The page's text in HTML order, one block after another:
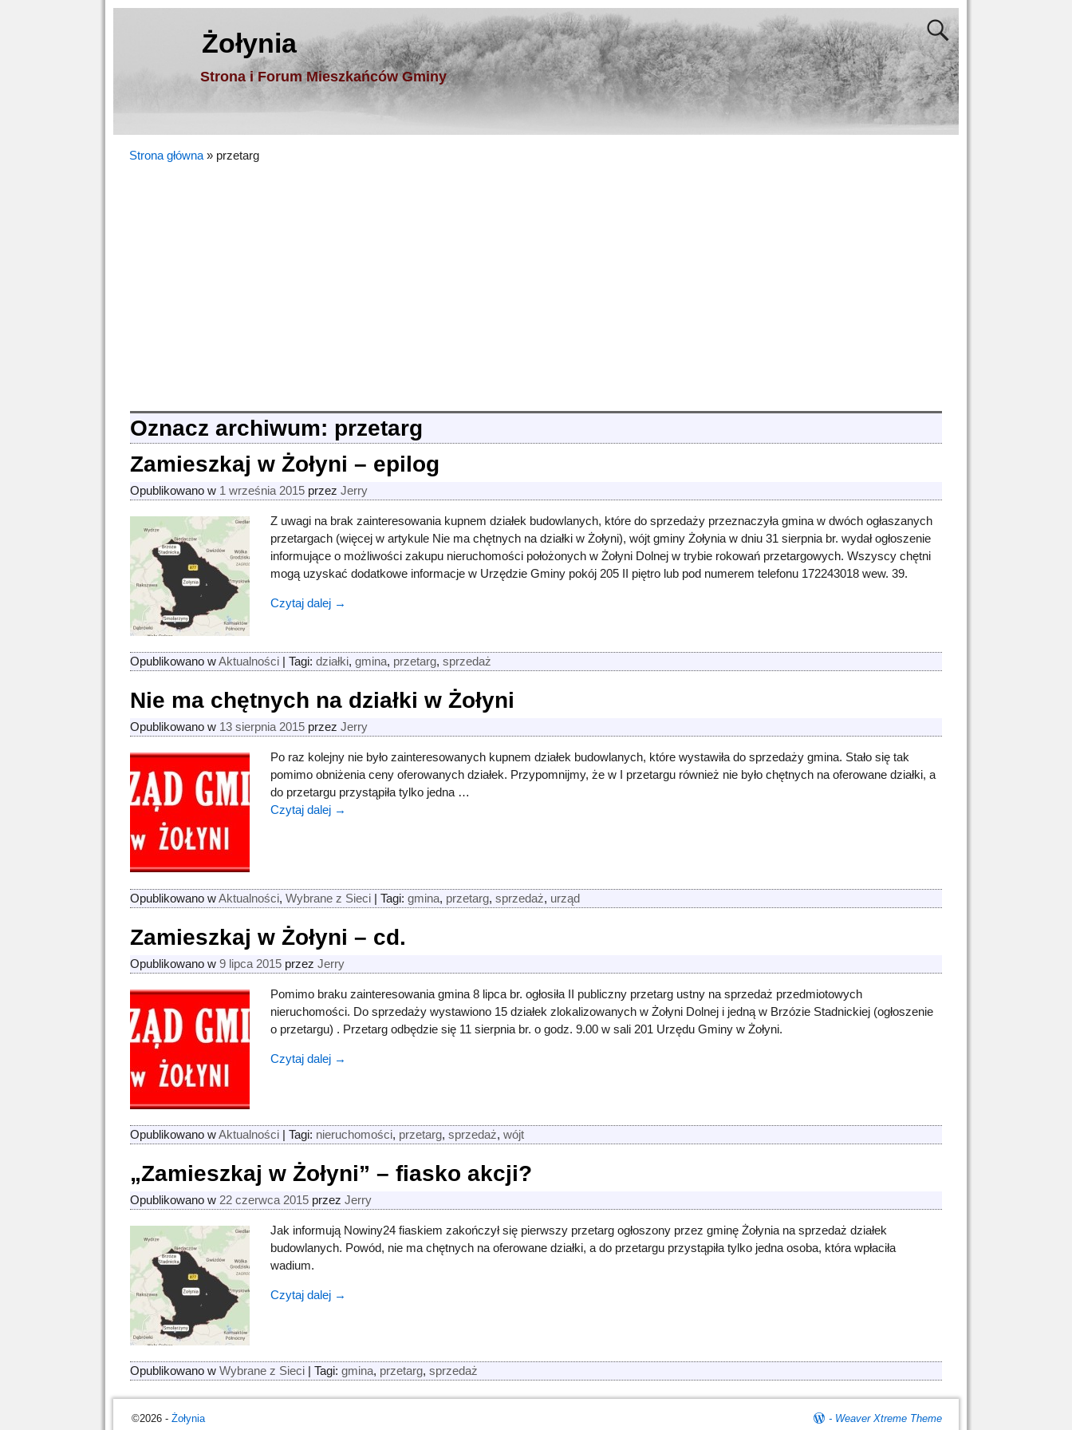
Żołynia
Strona i Forum Mieszkańców Gminy
Strona główna » przetarg
Oznacz archiwum: przetarg
Zamieszkaj w Żołyni – epilog
Opublikowano w 1 września 2015 przezJerry
Z uwagi na brak zainteresowania kupnem działek budowlanych, które do sprzedaży przeznaczyła gmina w dwóch ogłaszanych
przetargach (więcej w artykule Nie ma chętnych na działki w Żołyni), wójt gminy Żołynia w dniu 31 sierpnia br. wydał ogłoszenie
informujące o możliwości zakupu nieruchomości położonych w Żołyni Dolnej w trybie rokowań przetargowych. Wszyscy chętni
mogą uzyskać dodatkowe informacje w Urzędzie Gminy pokój 205 II piętro lub pod numerem telefonu 172243018 wew. 39.
Czytaj dalej →
Opublikowano wAktualności |Tagi:działki,gmina, przetarg,sprzedaż
Nie ma chętnych na działki w Żołyni
Opublikowano w 13 sierpnia 2015 przezJerry
Po raz kolejny nie było zainteresowanych kupnem działek budowlanych, które wystawiła do sprzedaży gmina. Stało się tak
pomimo obniżenia ceny oferowanych działek. Przypomnijmy, że w I przetargu również nie było chętnych na oferowane działki, a
do przetargu przystąpiła tylko jedna …
Czytaj dalej →
Opublikowano wAktualności,Wybrane z Sieci |Tagi:gmina, przetarg,sprzedaż, urząd
Zamieszkaj w Żołyni – cd.
Opublikowano w9 lipca 2015 przezJerry
Pomimo braku zainteresowania gmina 8 lipca br. ogłosiła II publiczny przetarg ustny na sprzedaż przedmiotowych
nieruchomości. Do sprzedaży wystawiono 15 działek zlokalizowanych w Żołyni Dolnej i jedną w Brzózie Stadnickiej (ogłoszenie
o przetargu) . Przetarg odbędzie się 11 sierpnia br. o godz. 9.00 w sali 201 Urzędu Gminy w Żołyni.
Czytaj dalej →
Opublikowano wAktualności |Tagi: nieruchomości, przetarg,sprzedaż,wójt
„Zamieszkaj w Żołyni” – fiasko akcji?
Opublikowano w 22 czerwca 2015 przezJerry
Jak informują Nowiny24 fiaskiem zakończył się pierwszy przetarg ogłoszony przez gminę Żołynia na sprzedaż działek
budowlanych. Powód, nie ma chętnych na oferowane działki, a do przetargu przystąpiła tylko jedna osoba, która wpłaciła
wadium.
Czytaj dalej →
Opublikowano w Wybrane z Sieci |Tagi:gmina, przetarg,sprzedaż
©2026 - Żołynia - Weaver Xtreme Theme